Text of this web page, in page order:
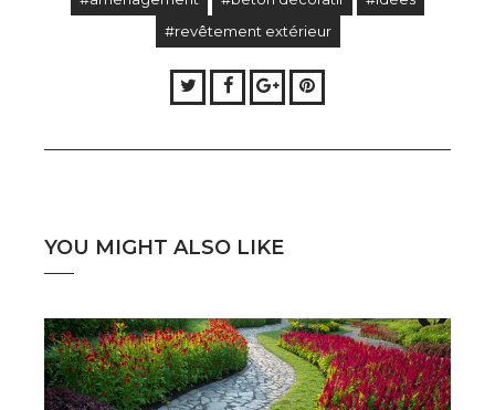
#revêtement extérieur
TwitterFacebook
Google+Pinterest
YOU MIGHT ALSO LIKE